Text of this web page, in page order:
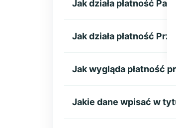
Jak działa płatność
Jak działa płatność
Jak wygląda płatność
Jakie dane wpisać w